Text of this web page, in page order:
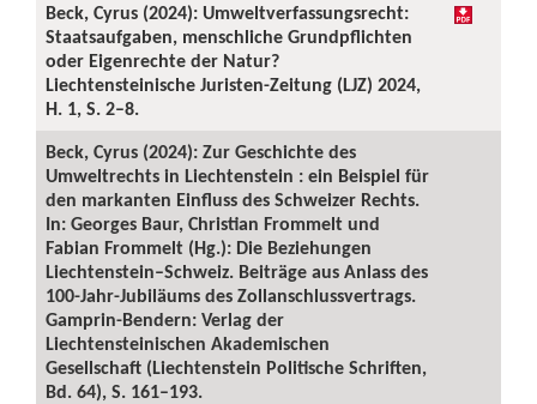
Beck, Cyrus (2024): Umweltverfassungsrecht:
Staatsaufgaben, menschliche Grundpflichten
oder Eigenrechte der Natur?
Liechtensteinische Juristen-Zeitung (LJZ) 2024,
H. 1, S. 2–8.
Beck, Cyrus (2024): Zur Geschichte des
Umweltrechts in Liechtenstein : ein Beispiel für
den markanten Einfluss des Schweizer Rechts.
In: Georges Baur, Christian Frommelt und
Fabian Frommelt (Hg.): Die Beziehungen
Liechtenstein–Schweiz. Beiträge aus Anlass des
100-Jahr-Jubiläums des Zollanschlussvertrags.
Gamprin-Bendern: Verlag der
Liechtensteinischen Akademischen
Gesellschaft (Liechtenstein Politische Schriften,
Bd. 64), S. 161–193.